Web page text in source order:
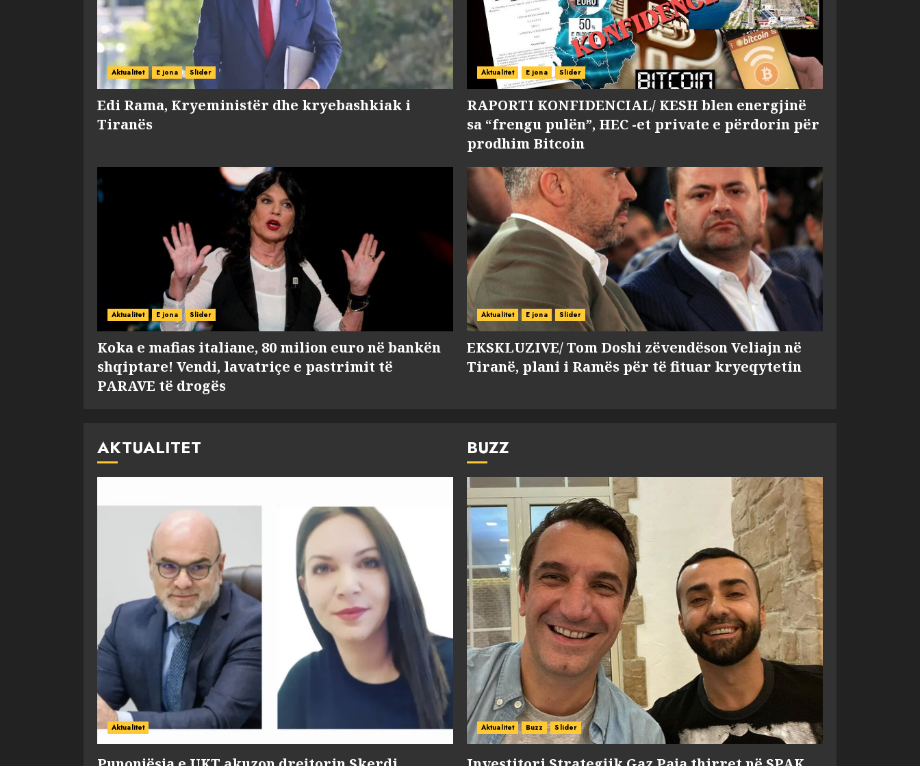
Aktualitet E jona Slider
Edi Rama, Kryeministër dhe kryebashkiak i
Tiranës
Aktualitet E jona Slider
RAPORTI KONFIDENCIAL/ KESH blen energjinë
sa “frengu pulën”, HEC -et private e përdorin për
prodhim Bitcoin
Aktualitet E jona Slider
Koka e mafias italiane, 80 milion euro në bankën
shqiptare! Vendi, lavatriçe e pastrimit të
PARAVE të drogës
Aktualitet E jona Slider
EKSKLUZIVE/ Tom Doshi zëvendëson Veliajn në
Tiranë, plani i Ramës për të fituar kryeqytetin
AKTUALITET
Aktualitet
BUZZ
Aktualitet Buzz Slider